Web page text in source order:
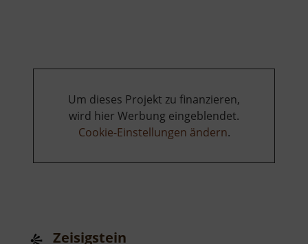
Um dieses Projekt zu finanzieren,
wird hier Werbung eingeblendet.
Cookie-Einstellungen ändern.
Zeisigstein